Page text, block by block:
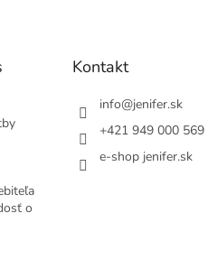
o
Kontakt
info@jenifer.sk
+421 949 000 569
e-shop jenifer.sk